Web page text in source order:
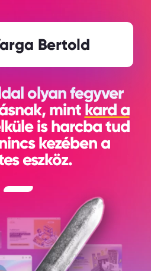
olyan fegyver
mint kard a
is harcba tud
kezében a
eszköz.